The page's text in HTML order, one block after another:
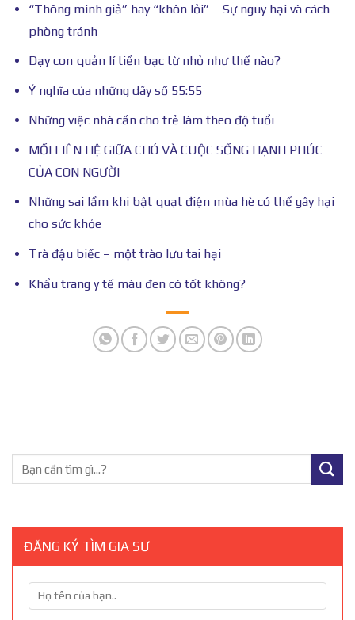
“Thông minh giả” hay “khôn lỏi” – Sự nguy hại và cách
phòng tránh
Dạy con quản lí tiền bạc từ nhỏ như thế nào?
Ý nghĩa của những dãy số 55:55
Những việc nhà cần cho trẻ làm theo độ tuổi
MỐI LIÊN HỆ GIỮA CHÓ VÀ CUỘC SỐNG HẠNH PHÚC
CỦA CON NGƯỜI
Những sai lầm khi bật quạt điện mùa hè có thể gây hại
cho sức khỏe
Trà đậu biếc – một trào lưu tai hại
Khẩu trang y tế màu đen có tốt không?
ĐĂNG KÝ TÌM GIA SƯ